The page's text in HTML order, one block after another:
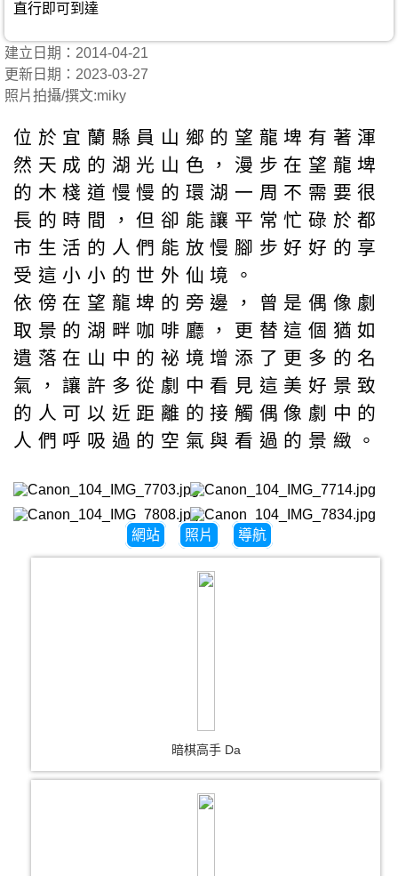
直行即可到達
建立日期：2014-04-21
更新日期：2023-03-27
照片拍攝/撰文:miky
位於宜蘭縣員山鄉的望龍埤有著渾
然天成的湖光山色，漫步在望龍埤
的木棧道慢慢的環湖一周不需要很
長的時間，但卻能讓平常忙碌於都
市生活的人們能放慢腳步好好的享
受這小小的世外仙境。
依傍在望龍埤的旁邊，曾是偶像劇
取景的湖畔咖啡廳，更替這個猶如
遺落在山中的祕境增添了更多的名
氣，讓許多從劇中看見這美好景致
的人可以近距離的接觸偶像劇中的
人們呼吸過的空氣與看過的景緻。
網站 照片 導航
暗棋高手 Da